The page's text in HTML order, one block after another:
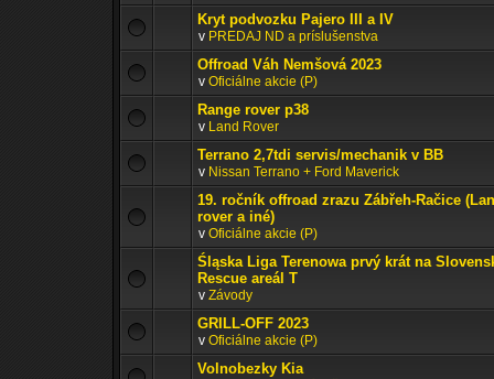
Kryt podvozku Pajero III a IV
v PREDAJ ND a príslušenstva
Offroad Váh Nemšová 2023
v Oficiálne akcie (P)
Range rover p38
v Land Rover
Terrano 2,7tdi servis/mechanik v BB
v Nissan Terrano + Ford Maverick
19. ročník offroad zrazu Zábřeh-Račice
rover a iné)
v Oficiálne akcie (P)
Śląska Liga Terenowa prvý krát na
Rescue areál T
v Závody
GRILL-OFF 2023
v Oficiálne akcie (P)
Volnobezky Kia